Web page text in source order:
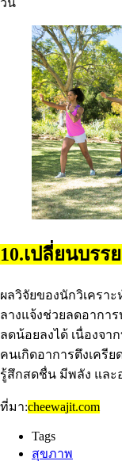
10.เปลี่ยนบรร
ผลวิจัยของนักวิเครา
ลางแจ้งช่วยลดอากา
ลดน้อยลงได้ เนื่องจา
คนเกิดอาการตึงเครี
รู้สึกสดชื่น มีพลัง และ
ที่มา:cheewajit.com
Tags
สุขภาพ